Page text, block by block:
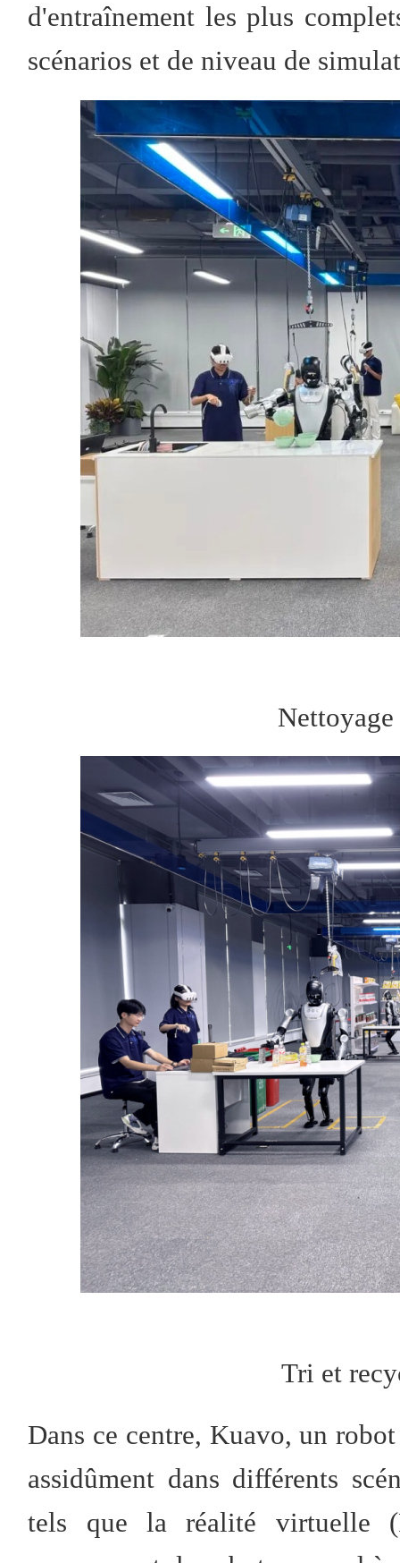
d'entraînement les plus
scénarios et de niveau de
Tri et
Dans ce centre, Kuavo, un
assidûment dans différents
tels que la réalité virtuelle